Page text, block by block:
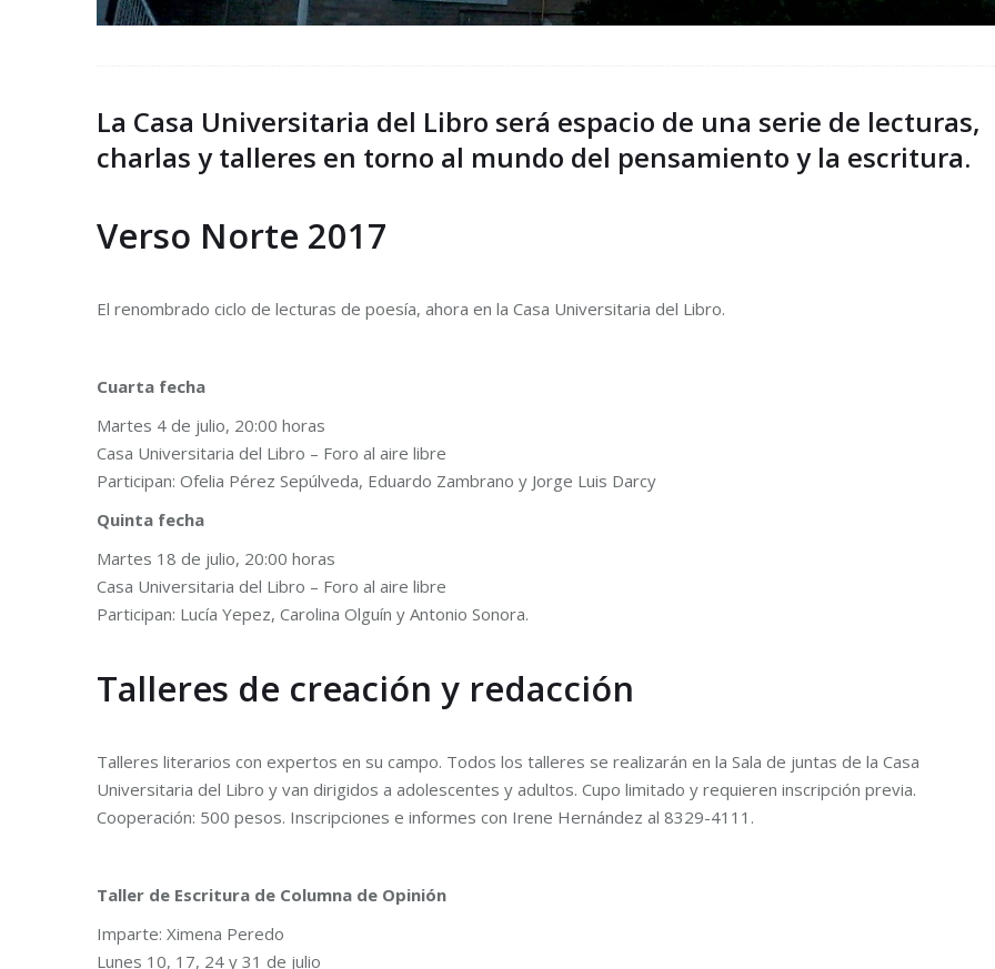
La Casa Universitaria del Libro será espacio de una serie de lecturas,
charlas y talleres en torno al mundo del pensamiento y la escritura.
Verso Norte 2017
El renombrado ciclo de lecturas de poesía, ahora en la Casa Universitaria del Libro.
Cuarta fecha
Martes 4 de julio, 20:00 horas
Casa Universitaria del Libro – Foro al aire libre
Participan: Ofelia Pérez Sepúlveda, Eduardo Zambrano y Jorge Luis Darcy
Quinta fecha
Martes 18 de julio, 20:00 horas
Casa Universitaria del Libro – Foro al aire libre
Participan: Lucía Yepez, Carolina Olguín y Antonio Sonora.
Talleres de creación y redacción
Talleres literarios con expertos en su campo. Todos los talleres se realizarán en la Sala de juntas de la Casa
Universitaria del Libro y van dirigidos a adolescentes y adultos. Cupo limitado y requieren inscripción previa.
Cooperación: 500 pesos. Inscripciones e informes con Irene Hernández al 8329-4111.
Taller de Escritura de Columna de Opinión
Imparte: Ximena Peredo
Lunes 10, 17, 24 y 31 de julio